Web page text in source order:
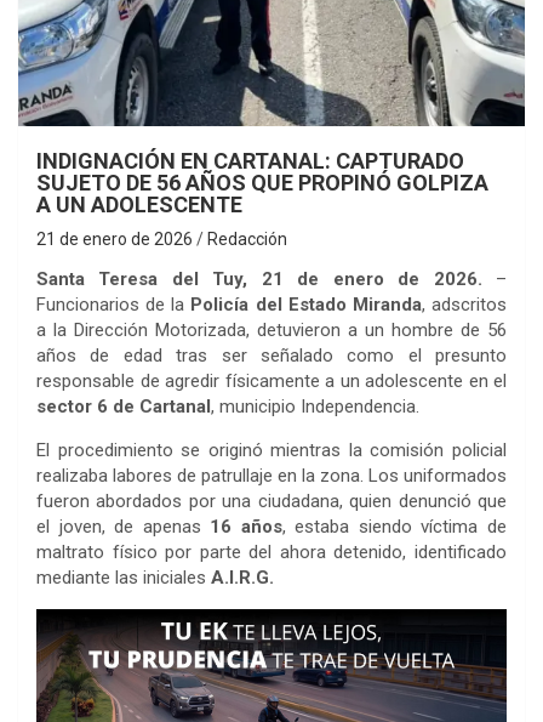
INDIGNACIÓN EN CARTANAL: CAPTURADO
SUJETO DE 56 AÑOS QUE PROPINÓ GOLPIZA
A UN ADOLESCENTE
21 de enero de 2026 Redacción
Santa Teresa del Tuy, 21 de enero de 2026. –
Funcionarios de la Policía del Estado Miranda, adscritos
a la Dirección Motorizada, detuvieron a un hombre de 56
años de edad tras ser señalado como el presunto
responsable de agredir físicamente a un adolescente en el
sector 6 de Cartanal, municipio Independencia.
El procedimiento se originó mientras la comisión policial
realizaba labores de patrullaje en la zona. Los uniformados
fueron abordados por una ciudadana, quien denunció que
el joven, de apenas 16 años, estaba siendo víctima de
maltrato físico por parte del ahora detenido, identificado
mediante las iniciales A.I.R.G.